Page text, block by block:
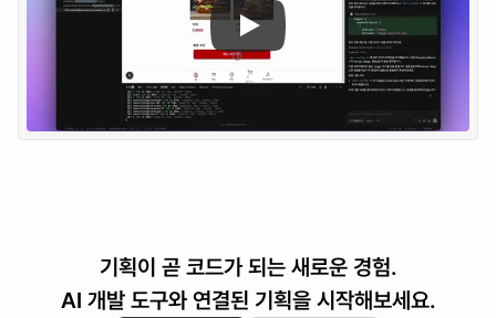
기획이 곧 코드가 되는 새로운 경험.
AI 개발 도구와 연결된 기획을 시작해보세요.